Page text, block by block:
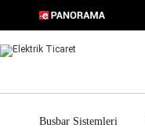
Busbar Sistemleri